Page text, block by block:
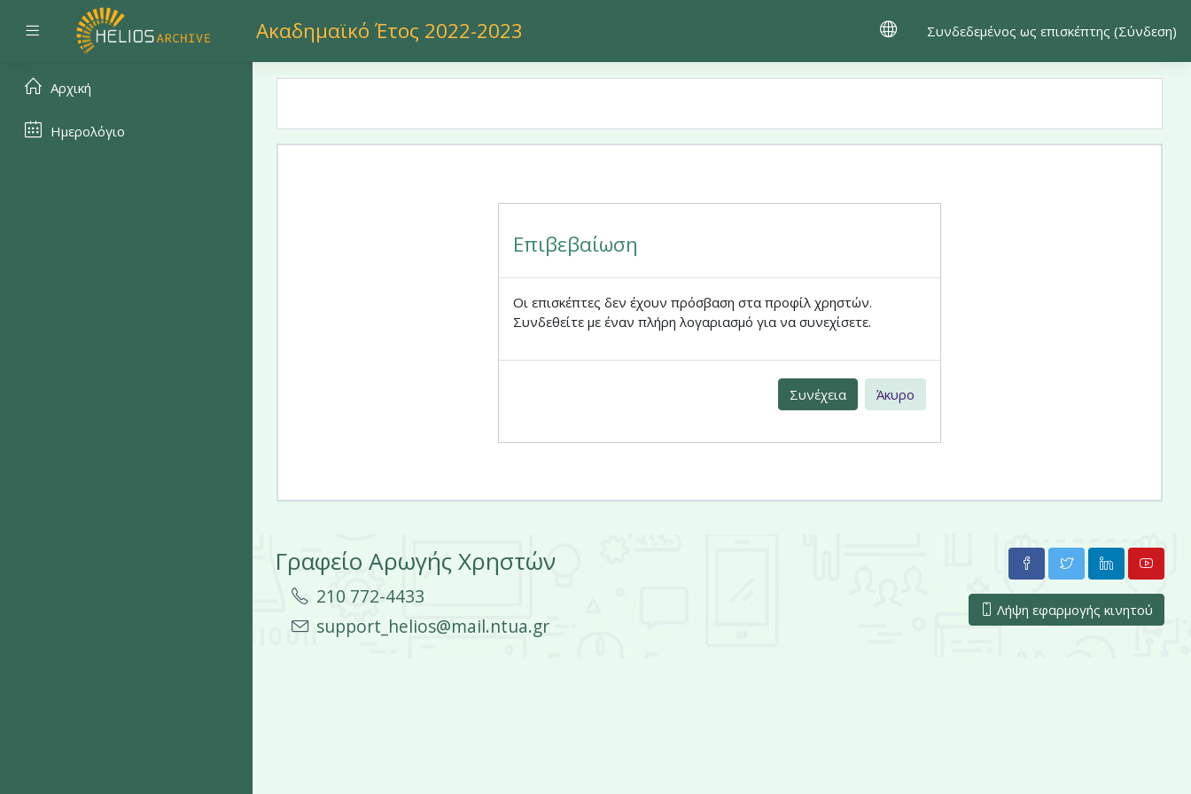
Πλευρικός πίνακας Ακαδημαϊκό Έτος 2022-2023 Συνδεδεμένος ως επισκέπτης (Σύνδεση)
Επιβεβαίωση
Οι επισκέπτες δεν έχουν πρόσβαση στα προφίλ χρηστών.
Συνδεθείτε με έναν πλήρη λογαριασμό για να συνεχίσετε.
Συνέχεια Άκυρο
Αρχική
Ημερολόγιο
Γραφείο Αρωγής Χρηστών
210 772-4433
support_helios@mail.ntua.gr
Λήψη εφαρμογής κινητού